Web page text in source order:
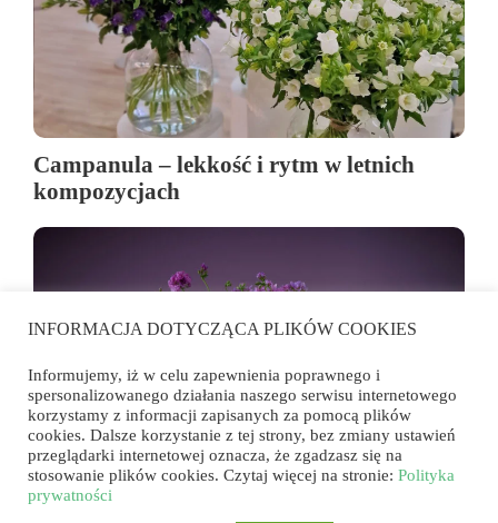
Campanula – lekkość i rytm w letnich
kompozycjach
Dlaczego pelargonia sprzedaje się w jednej
INFORMACJA DOTYCZĄCA PLIKÓW COOKIES
Informujemy, iż w celu zapewnienia poprawnego i
spersonalizowanego działania naszego serwisu internetowego
korzystamy z informacji zapisanych za pomocą plików
cookies. Dalsze korzystanie z tej strony, bez zmiany ustawień
przeglądarki internetowej oznacza, że zgadzasz się na
stosowanie plików cookies. Czytaj więcej na stronie: Polityka
prywatności